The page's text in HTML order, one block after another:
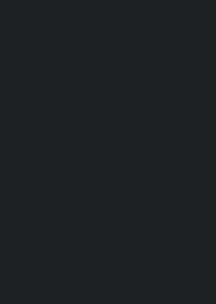
खेुलेको हो । सोही
नभएको जग्गाको
निर्मलालाई ल्याप्चे
त्यसअघि थापा
दस्तुर रु. एक लाख ५१
। बैंकको भौचर, छाप,
राखिएको पाइएको छ ।
किर्ते गरी
बिक्री गर्ने गिरोहमा